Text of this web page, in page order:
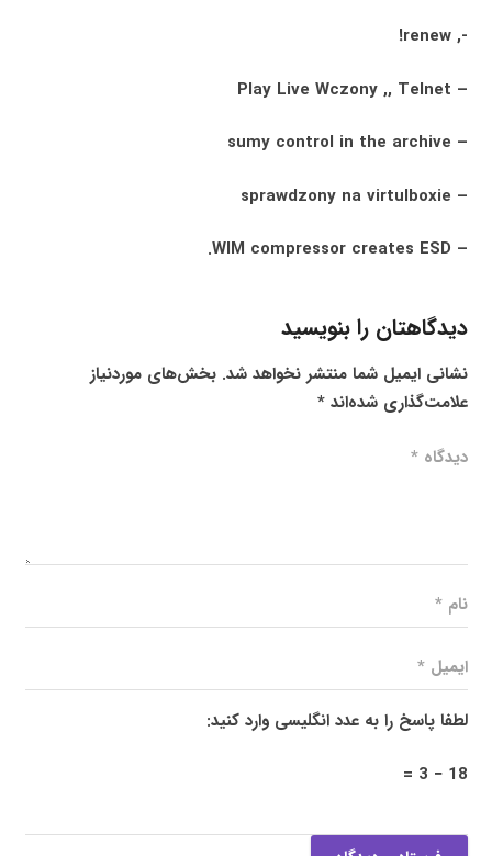
-, renew!
– Play Live Wczony ,, Telnet
– sumy control in the archive
– sprawdzony na virtulboxie
– WIM compressor creates ESD.
دیدگاهتان را بنویسید
نشانی ایمیل شما منتشر نخواهد شد. بخش‌های موردنیاز
علامت‌گذاری شده‌اند*
لطفا پاسخ را به عدد انگلیسی وارد کنید:
18 − 3 =